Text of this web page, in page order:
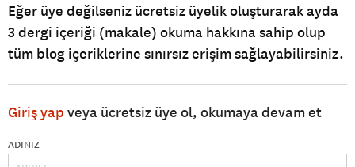
Eğer üye değilseniz ücretsiz üyelik oluşturarak ayda
3 dergi içeriği (makale) okuma hakkına sahip olup
tüm blog içeriklerine sınırsız erişim sağlayabilirsiniz.
Giriş yap veya ücretsiz üye ol, okumaya devam et
ADINIZ